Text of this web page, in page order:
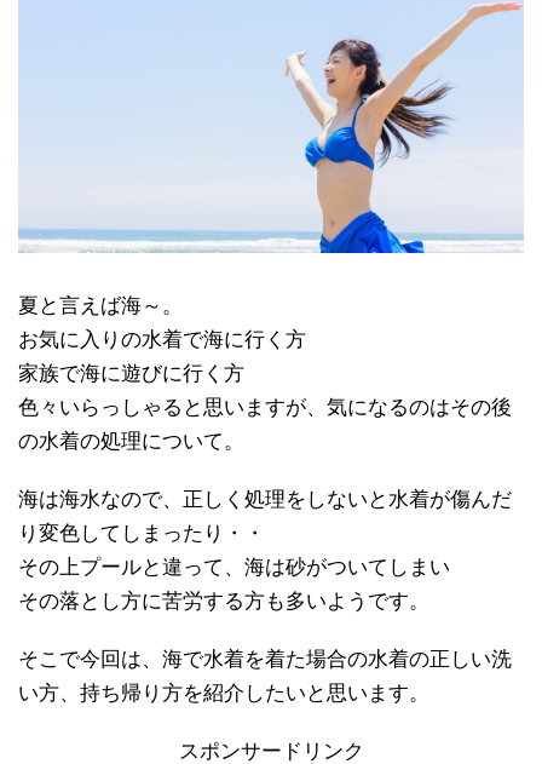
夏と言えば海～。
お気に入りの水着で海に行く方
家族で海に遊びに行く方
色々いらっしゃると思いますが、気になるのはその後
の水着の処理について。
海は海水なので、正しく処理をしないと水着が傷んだ
り変色してしまったり・・
その上プールと違って、海は砂がついてしまい
その落とし方に苦労する方も多いようです。
そこで今回は、海で水着を着た場合の水着の正しい洗
い方、持ち帰り方を紹介したいと思います。
スポンサードリンク